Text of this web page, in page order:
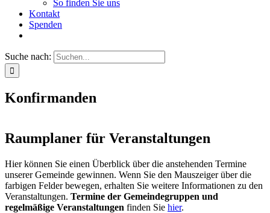
So finden Sie uns
Kontakt
Spenden
Suche nach:
Konfirmanden
Raumplaner für Veranstaltungen
Hier können Sie einen Überblick über die anstehenden Termine
unserer Gemeinde gewinnen. Wenn Sie den Mauszeiger über die
farbigen Felder bewegen, erhalten Sie weitere Informationen zu den
Veranstaltungen. Termine der Gemeindegruppen und
regelmäßige Veranstaltungen finden Sie hier.